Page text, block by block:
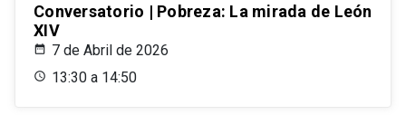
Conversatorio | Pobreza: La mirada de León
XIV
7 de Abril de 2026
13:30 a 14:50